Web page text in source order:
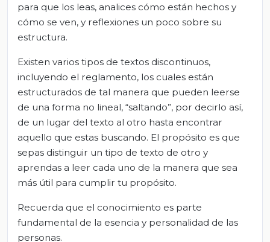
para que los leas, analices cómo están hechos y
cómo se ven, y reflexiones un poco sobre su
estructura.
Existen varios tipos de textos discontinuos,
incluyendo el reglamento, los cuales están
estructurados de tal manera que pueden leerse
de una forma no lineal, “saltando”, por decirlo así,
de un lugar del texto al otro hasta encontrar
aquello que estas buscando. El propósito es que
sepas distinguir un tipo de texto de otro y
aprendas a leer cada uno de la manera que sea
más útil para cumplir tu propósito.
Recuerda que el conocimiento es parte
fundamental de la esencia y personalidad de las
personas.